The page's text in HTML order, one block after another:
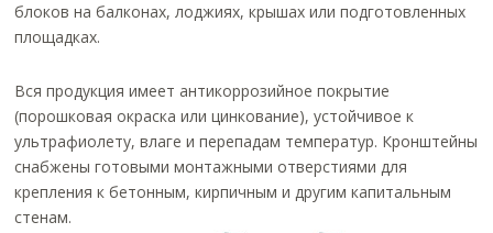
блоков на балконах, лоджиях, крышах или подготовленных
площадках.
Вся продукция имеет антикоррозийное покрытие
(порошковая окраска или цинкование), устойчивое к
ультрафиолету, влаге и перепадам температур. Кронштейны
снабжены готовыми монтажными отверстиями для
крепления к бетонным, кирпичным и другим капитальным
стенам.